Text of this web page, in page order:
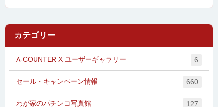
カテゴリー
A-COUNTER X ユーザーギャラリー 6
セール・キャンペーン情報 660
わが家のパチンコ写真館 127